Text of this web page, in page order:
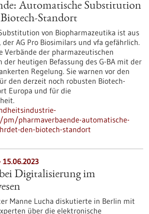
Automatische Substitution
Standort
von Biopharmazeutika ist aus
der AG Pro Biosimilars und vfa gefährlich.
Verbände der pharmazeutischen
der heutigen Befassung des G-BA mit der
Regelung. Sie warnen vor den
den derzeit noch robusten Biotech-
Europa und für die
pharmaverbaende-automatische-
den-biotech-standort
Digitalisierung im
Manne Lucha diskutierte in Berlin mit
über die elektronische